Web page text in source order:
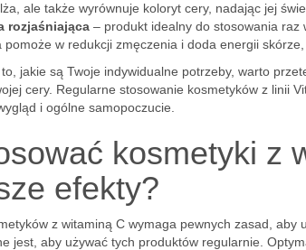
ale także wyrównuje koloryt cery, nadając jej
rozjaśniająca – produkt idealny do stosowania raz
pomoże w redukcji zmęczenia i doda energii
jakie są Twoje indywidualne potrzeby, warto
cery. Regularne stosowanie kosmetyków z linii
i ogólne samopoczucie.
kosmetyki z
efekty?
z witaminą C wymaga pewnych zasad,
jest, aby używać tych produktów regularnie.